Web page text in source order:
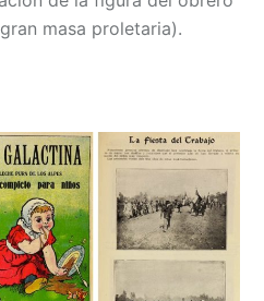
masa proletaria).